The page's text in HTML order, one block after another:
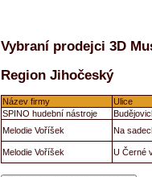
Vybraní prodejci 3D
Region Jihočeský
Název firmy
Ulice
SPINO hudební nástroje
Melodie Voříšek
Na
Melodie Voříšek U Černé